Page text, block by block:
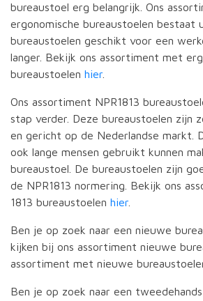
bureaustoel erg belangrijk. Ons
ergonomische bureaustoelen bestaat
bureaustoelen geschikt voor een
langer. Bekijk ons assortiment met
bureaustoelen hier
Ons assortiment NPR1813
stap verder. Deze bureaustoelen zijn
en gericht op de Nederlandse markt.
ook lange mensen gebruikt kunnen
bureaustoel. De bureaustoelen zijn
de NPR1813 normering. Bekijk ons
1813 bureaustoelen hier
Ben je op zoek naar een nieuwe
kijken bij ons assortiment nieuwe
assortiment met nieuwe
Ben je op zoek naar een